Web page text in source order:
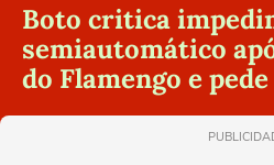
Boto critica
semiautomático
do Flamengo e